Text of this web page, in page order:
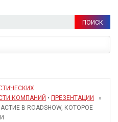
navigation
КОМПАНИЙ • ПРЕЗЕНТАЦИИ
»
В ROADSHOW, КОТОРОЕ